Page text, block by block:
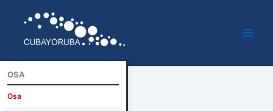
contenido
OSA
Osa